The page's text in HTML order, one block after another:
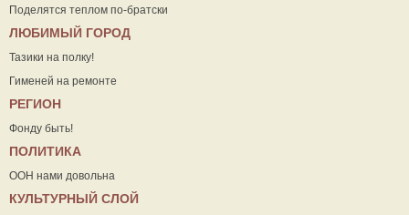
Поделятся теплом по-братски
ЛЮБИМЫЙ ГОРОД
Тазики на полку!
Гименей на ремонте
РЕГИОН
Фонду быть!
ПОЛИТИКА
ООН нами довольна
КУЛЬТУРНЫЙ СЛОЙ